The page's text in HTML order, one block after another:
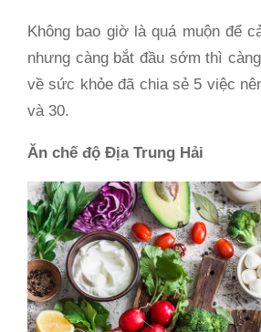
Không bao giờ là quá muộn để
nhưng càng bắt đầu sớm thì
về sức khỏe đã chia sẻ 5 việc
và 30.
Ăn chế độ Địa Trung Hải